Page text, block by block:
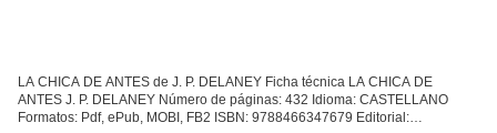
LA CHICA DE ANTES de J. P. DELANEY Ficha técnica LA CHICA DE
ANTES J. P. DELANEY Número de páginas: 432 Idioma: CASTELLANO
Formatos: Pdf, ePub, MOBI, FB2 ISBN: 9788466347679 Editorial: